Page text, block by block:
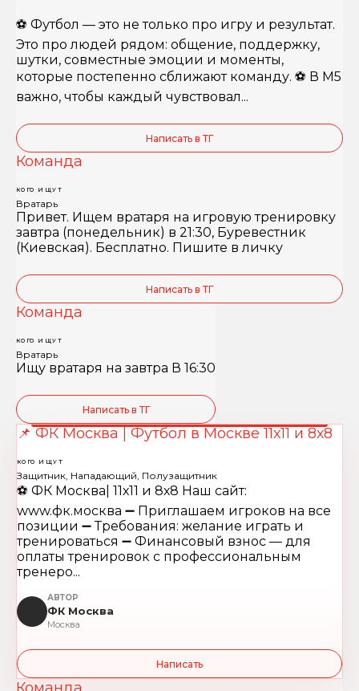
⚽️ Футбол — это не только про игру и результат.
Это про людей рядом: общение, поддержку,
шутки, совместные эмоции и моменты,
которые постепенно сближают команду. ⚽️ В М5
важно, чтобы каждый чувствовал...
Написать в ТГ
Команда
КОГО ИЩУТ
Вратарь
Привет. Ищем вратаря на игровую тренировку
завтра (понедельник) в 21:30, Буревестник
(Киевская). Бесплатно. Пишите в личку
Написать в ТГ
Команда
КОГО ИЩУТ
Вратарь
Ищу вратаря на завтра В 16:30
Написать в ТГ
📌 ФК Москва | Футбол в Москве 11х11 и 8х8
КОГО ИЩУТ
Защитник, Нападающий, Полузащитник
⚽️ ФК Москва| 11х11 и 8х8 Наш сайт:
www.фк.москва ➖ Приглашаем игроков на все
позиции ➖ Требования: желание играть и
тренироваться ➖ Финансовый взнос — для
оплаты тренировок с профессиональным
тренеро...
АВТОР
ФК Москва
Москва
Написать